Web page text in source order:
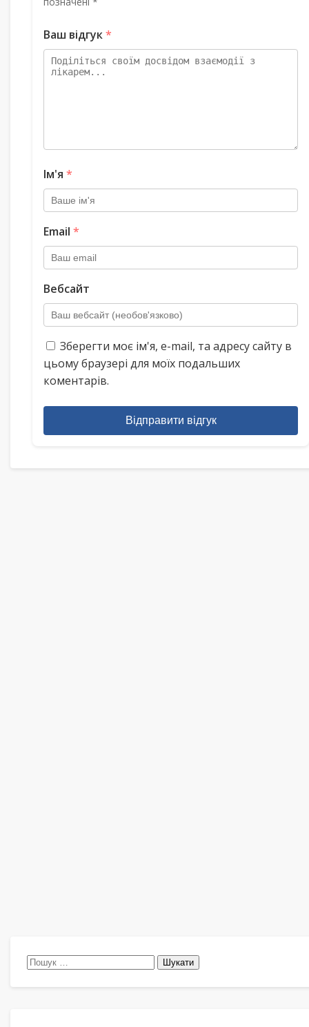
Ваш відгук*
Ім'я *
Email *
Вебсайт
Зберегти моє ім'я, e-mail, та адресу сайту в
цьому браузері для моїх подальших
коментарів.
Відправити відгук
Пошук: